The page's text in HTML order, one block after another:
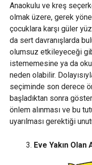
Anaokulu ve kreş
olmak üzere, gerek
çocuklara karşı güler
da sert davranışlarda
olumsuz etkileyeceği
istememesine ya da
neden olabilir.
seçiminde son derece
başladıktan sonra
önlem alınması ve bu
uyarılması gerektiği
Eve Yakın Olan